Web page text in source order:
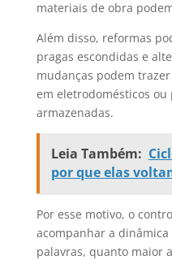
materiais de obra
Além disso, reformas
pragas escondidas e
mudanças podem
em eletrodomésticos ou
armazenadas.
Leia Também:
por que elas
Por esse motivo, o
acompanhar a
palavras, quanto maior